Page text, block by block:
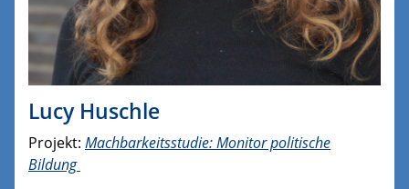
Lucy Huschle
Projekt: Machbarkeitsstudie: Monitor politische
Bildung